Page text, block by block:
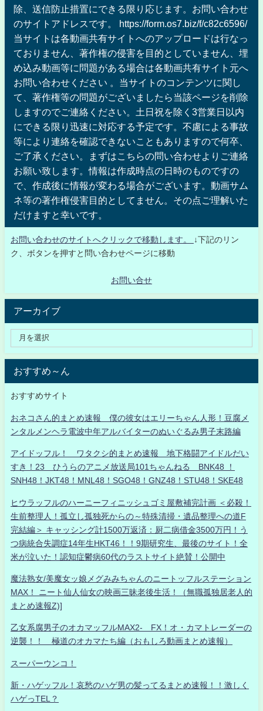
除、送信防止措置にできる限り応じます。お問い合わせ
のサイトアドレスです。 https://form.os7.biz/f/c82c6596/
当サイトは各動画共有サイトへのアップロードは行なっ
ておりません、著作権の侵害を目的としていません、埋
め込み動画等に問題がある場合は各動画共有サイト元へ
お問い合わせください 。当サイトのコンテンツに関し
て、著作権等の問題がございましたら当該ページを削除
しますのでご連絡ください。土日祝を除く3営業日以内
にできる限り迅速に対応する予定です。不慮による事故
等により連絡を確認できないこともありますので何卒、
ご了承ください。まずはこちらの問い合わせよりご連絡
お願い致します。情報は作成時点の日時のものですの
で、作成後に情報が変わる場合がございます。動画サム
ネ等の著作権侵害目的としてません。その点ご理解いた
だけますと幸いです。
お問い合わせのサイトへクリックで移動します。
↓下記のリン
ク、ボタンを押すと問い合わせページに移動
お問い合せ
アーカイブ
おすすめ～ん
おすすめサイト
おネコさん的まとめ速報 僕の彼女はエリーちゃん人形！豆腐メ
ンタルメンヘラ電波中年アルバイターのぬいぐるみ男子末路編
アイドッフル！ ワタクシ的まとめ速報 地下格闘アイドルだい
すき！23 ひうらのアニメ放送局101ちゃんねる BNK48 ！
SNH48！JKT48！MNL48！SGO48！GNZ48！STU48！SKE48
ヒウラッフルのハーニーフィニッシュゴミ屋敷補完計画 ＜必殺！
生前整理人！孤立し孤独死からの～特殊清掃・遺品整理への道F
完結編＞ キャッシング計1500万返済：厨二病借金3500万円！う
つ病統合失調症14年生HKT46！！9期研究生、最後のサイト！全
米が泣いた！認知症鬱病60代のラストサイト絶賛！公開中
魔法熟女/美魔女ッ娘メグみみちゃんのニートッフルステーション
MAX！ ニート仙人仙女の映画三昧老後生活！（無職孤独居老人的
まとめ速報Z)]
乙女系腐男子のオカマッフルMAX2- FX！オ・カマトレーダーの
逆襲！！ 極道のオカマたち編（おもしろ動画まとめ速報）
スーパーウンコ！
新・ハゲッフル！哀愁のハゲ男の髪ってるまとめ速報！！激しく
ハゲっTEL？